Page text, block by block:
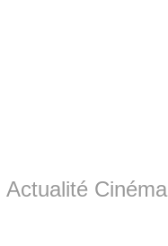
Actualité Cinéma